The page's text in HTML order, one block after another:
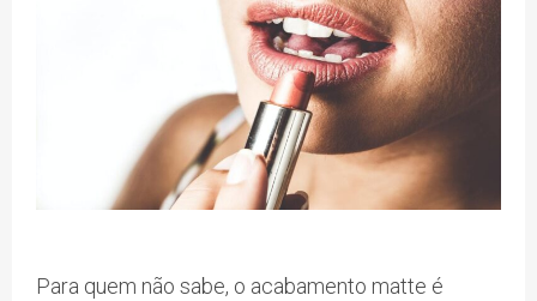
Para quem não sabe, o acabamento matte é